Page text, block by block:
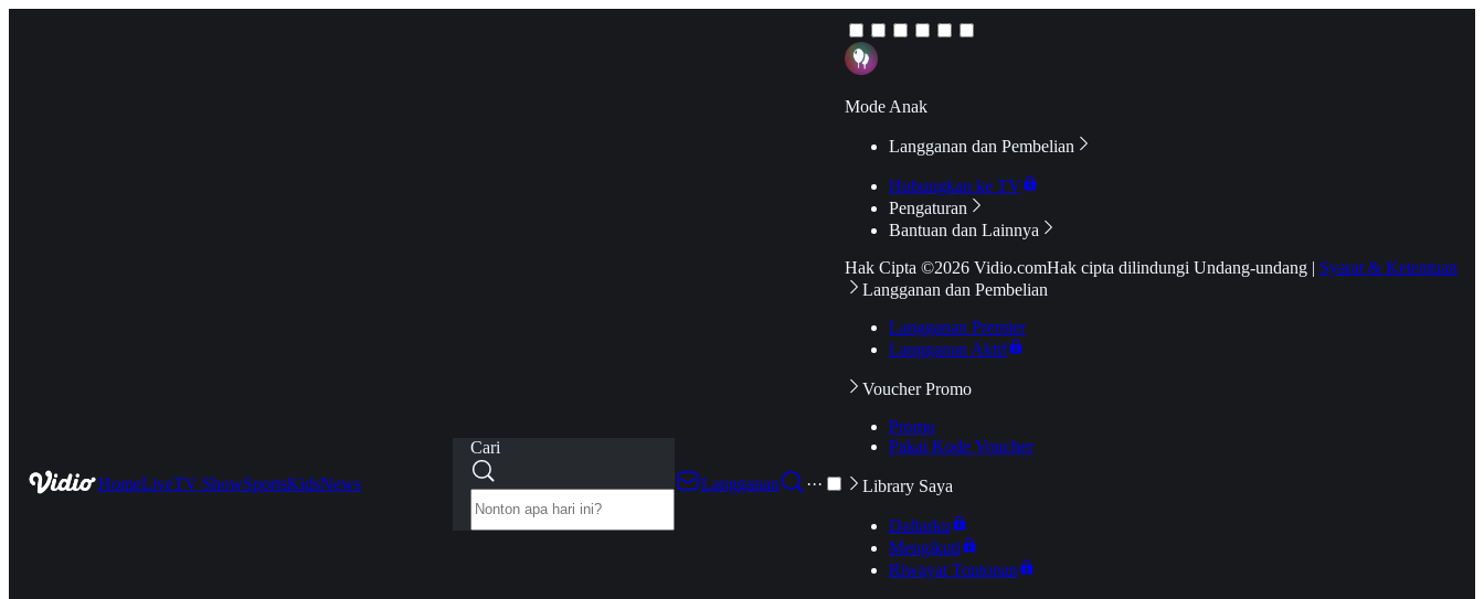
HomeLiveTV ShowSportsKidsNews
Cari
Langganan
···
Mode Anak
Langganan dan Pembelian
Hubungkan ke TV
Pengaturan
Bantuan dan Lainnya
Hak Cipta ©2026 Vidio.comHak cipta dilindungi Undang-undang | Syarat & Ketentuan
Langganan dan Pembelian
Langganan Premier
Langganan Aktif
Voucher Promo
Promo
Pakai Kode Voucher
Library Saya
Daftarku
Mengikuti
Riwayat Tontonan